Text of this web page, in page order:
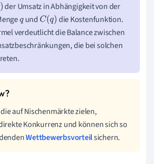
der Umsatz in Abhängigkeit von der
qund C(q) die Kostenfunktion.
verdeutlicht die Balance zwischen
die bei solchen
auf Nischenmärkte zielen,
Konkurrenz und können sich so
Wettbewerbsvorteilsichern.